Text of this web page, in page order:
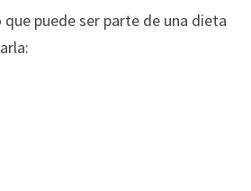
puede ser parte de una dieta